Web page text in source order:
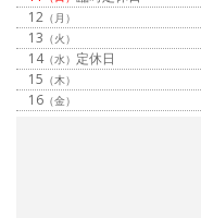
12 （月）
13 （火）
14（水） 定休日
15 （木）
16 （金）